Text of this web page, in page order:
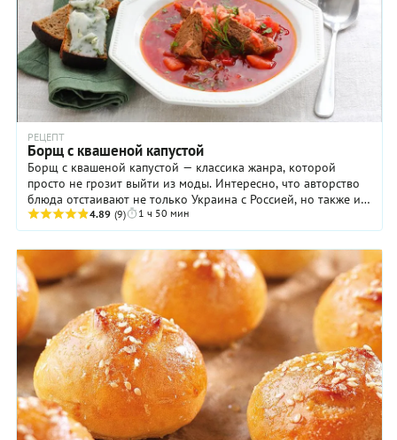
РЕЦЕПТ
Борщ с квашеной капустой
Борщ с квашеной капустой — классика жанра, которой
просто не грозит выйти из моды. Интересно, что авторство
блюда отстаивают не только Украина с Россией, но также и
Польша, Молдавия и даже Румыния. ...
4.89 (9) 1 ч 50 мин